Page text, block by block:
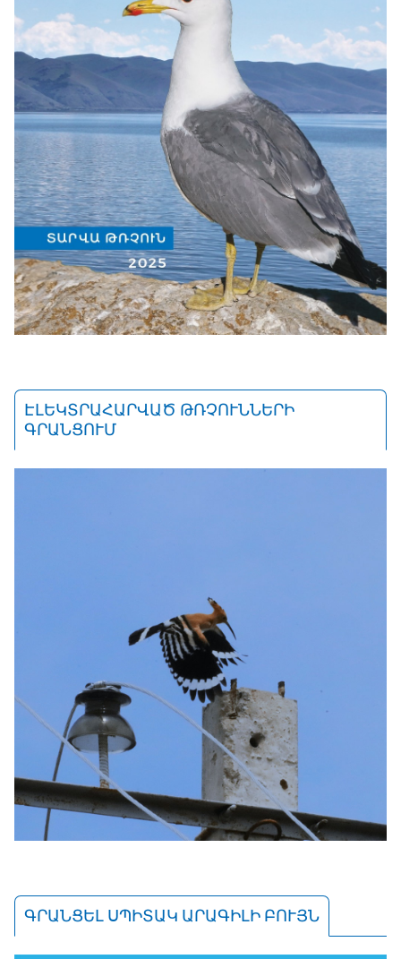
ԷԼԵԿՏՐԱՀԱՐՎԱԾ ԹՌՉՈՒՆՆԵՐԻ
ԳՐԱՆՑՈՒՄ
ԳՐԱՆՑԵԼ ՍՊԻՏԱԿ ԱՐԱԳԻԼԻ ԲՈՒՅՆ